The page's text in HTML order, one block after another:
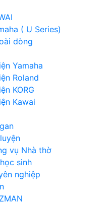
( U Series)
dòng
Yamaha
Roland
KORG
Kawai
vụ Nhà thờ
sinh
nghiệp